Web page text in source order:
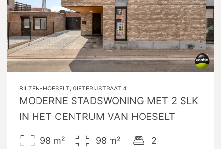
BILZEN-HOESELT, GIETERIJSTRAAT 4
MODERNE STADSWONING MET 2 SLK
IN HET CENTRUM VAN HOESELT
98 m² 98 m² 2